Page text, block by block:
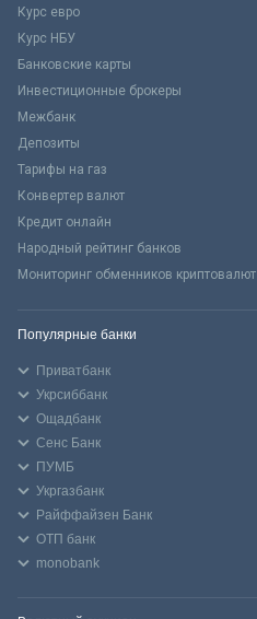
Курс евро
Курс НБУ
Банковские карты
Инвестиционные брокеры
Межбанк
Депозиты
Тарифы на газ
Конвертер валют
Кредит онлайн
Народный рейтинг банков
Мониторинг обменников криптовалют
Популярные банки
Приватбанк
Укрсиббанк
Ощадбанк
Сенс Банк
ПУМБ
Укргазбанк
Райффайзен Банк
ОТП банк
monobank